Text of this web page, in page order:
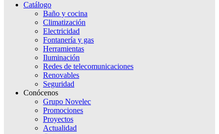
Catálogo
Baño y cocina
Climatización
Electricidad
Fontanería y gas
Herramientas
Iluminación
Redes de telecomunicaciones
Renovables
Seguridad
Conócenos
Grupo Novelec
Promociones
Proyectos
Actualidad